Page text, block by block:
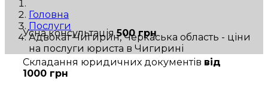
Головна
Послуги
Адвокат Чигирин, Черкаська область - ціни
на послуги юриста в Чигирині
Усна консультація500 грн
Складання юридичних документів від
1000 грн